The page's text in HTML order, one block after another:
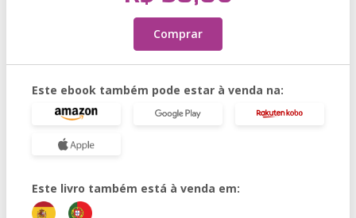
Comprar
Este ebook também pode estar à venda na:
Este livro também está à venda em: